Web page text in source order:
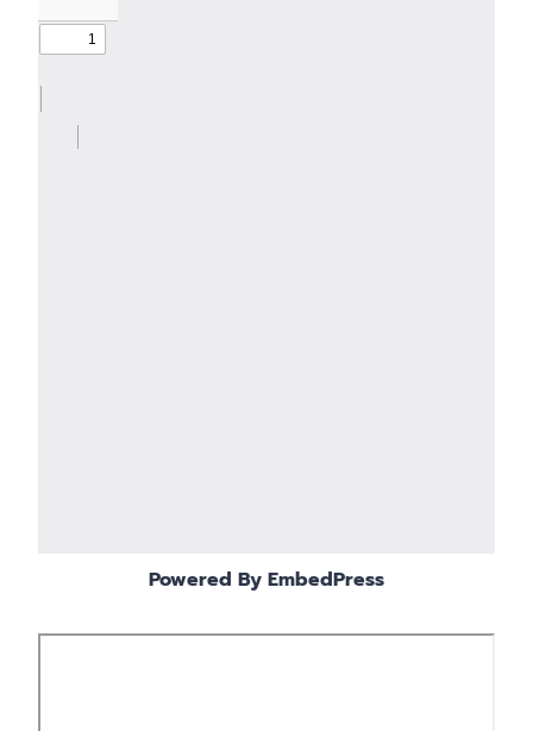
Powered By EmbedPress